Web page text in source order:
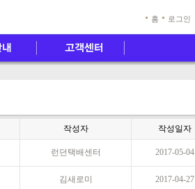
홈 로그인
작성자 작성일자
런던택배센터 2017-05-04
김새로미 2017-04-27